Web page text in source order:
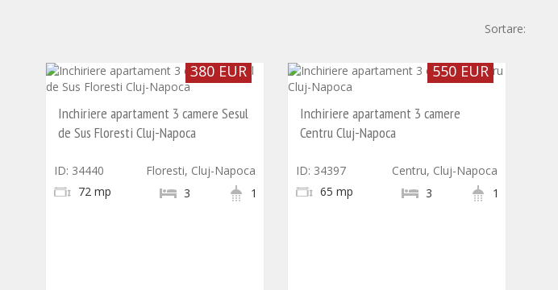
Sortare:
380 EUR
Inchiriere apartament 3 camere Sesul
de Sus Floresti Cluj-Napoca
ID: 34440
Floresti, Cluj-Napoca
1
3
72 mp
550 EUR
Inchiriere apartament 3 camere
Centru Cluj-Napoca
ID: 34397
Centru, Cluj-Napoca
1
3
65 mp